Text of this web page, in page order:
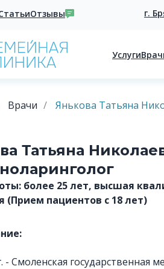
Отзывы
Услуги
г.
Врачи / Янькова Татьяна
Татьяна
более 25 лет, высшая
(Прием пациентов с 18 лет)
- Смоленская государственная